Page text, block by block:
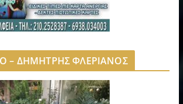
– ΔΗΜΗΤΡΗΣ ΦΛΕΡΙΑΝΟΣ